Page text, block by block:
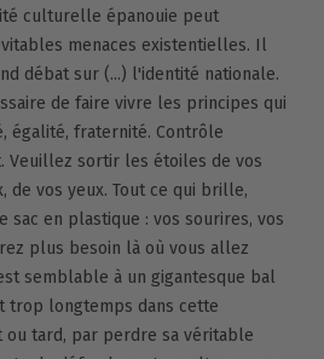
culturelle épanouie peut
menaces existentielles. Il
débat sur (...) l'identité nationale.
de faire vivre les principes qui
égalité, fraternité. Contrôle
Veuillez sortir les étoiles de vos
de vos yeux. Tout ce qui brille,
sac en plastique : vos sourires, vos
plus besoin là où vous allez
semblable à un gigantesque bal
trop longtemps dans cette
ou tard, par perdre sa véritable